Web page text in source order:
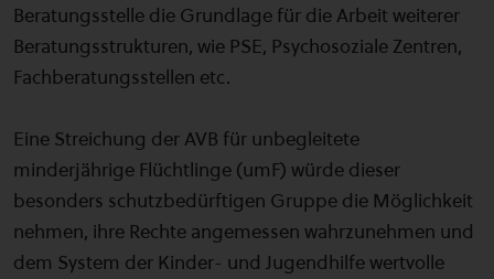
Beratungsstelle die Grundlage für die Arbeit weiterer
Beratungsstrukturen, wie PSE, Psychosoziale Zentren,
Fachberatungsstellen etc.
Eine Streichung der AVB für unbegleitete
minderjährige Flüchtlinge (umF) würde dieser
besonders schutzbedürftigen Gruppe die Möglichkeit
nehmen, ihre Rechte angemessen wahrzunehmen und
dem System der Kinder- und Jugendhilfe wertvolle